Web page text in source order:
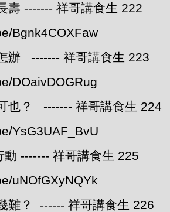
壽 ------- 祥哥講食生 222
Bgnk4COXFaw
辦 ------- 祥哥講食生 223
DOaivDOGRug
也？ ------- 祥哥講食生 224
YsG3UAF_BvU
動 ------- 祥哥講食生 225
uNOfGXyNQYk
難？ ------ 祥哥講食生 226